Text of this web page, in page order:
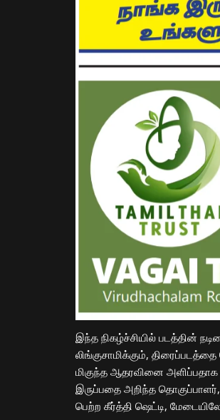
இந்த நிகழ்ச்சியில் படத்தின்
லிங்குசாமிக்கும்,
மிகுந்த ஆதரவினை அளிப்பதாக
இருப்பதை அறிந்த தொகுப்பாளர்,
பெற்ற கீர்த்தி ஷெட்டி,